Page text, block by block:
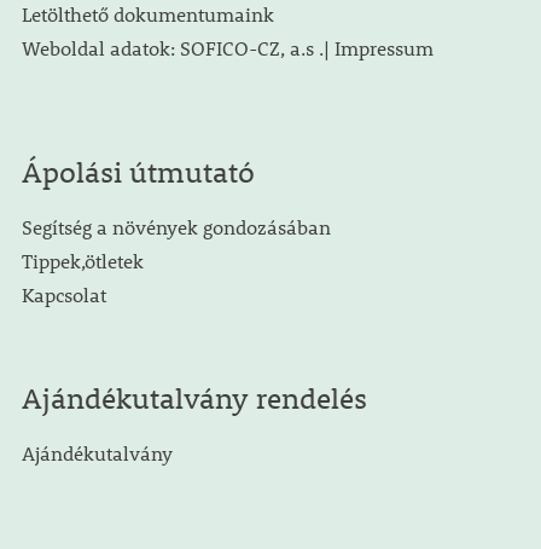
Letölthető dokumentumaink
Weboldal adatok: SOFICO-CZ, a.s .| Impressum
Ápolási útmutató
Segítség a növények gondozásában
Tippek,ötletek
Kapcsolat
Ajándékutalvány rendelés
Ajándékutalvány